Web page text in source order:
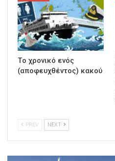
Τo χρονικό ενός
(αποφευχθέντος) κακού
PREV NEXT